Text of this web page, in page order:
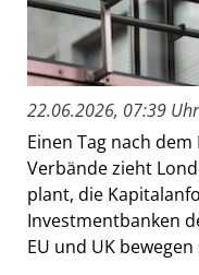
22.06.2026, 07:39 Uhr
Einen Tag nach
Verbände zieht
plant, die
Investmentbanken
EU und UK bewegen